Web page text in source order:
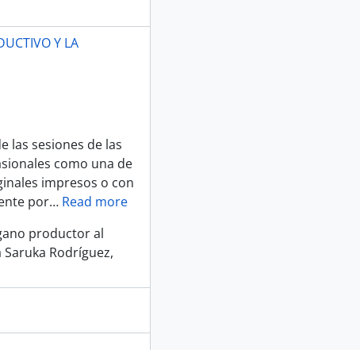
Y LA
las sesiones de las
como una de
impresos o con
por… Read more
productor al
Rodríguez,